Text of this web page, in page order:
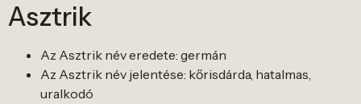
Asztrik
Az Asztrik név eredete: germán
Az Asztrik név jelentése: kőrisdárda, hatalmas,
uralkodó